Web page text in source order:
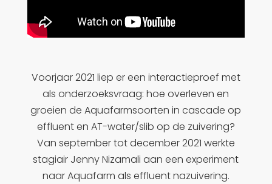
Voorjaar 2021 liep er een interactieproef met
als onderzoeksvraag: hoe overleven en
groeien de Aquafarmsoorten in cascade op
effluent en AT-water/slib op de zuivering?
Van september tot december 2021 werkte
stagiair Jenny Nizamali aan een experiment
naar Aquafarm als effluent nazuivering.